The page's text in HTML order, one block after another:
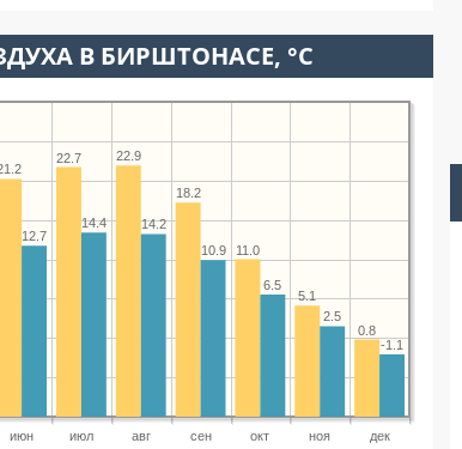
В БИРШТОНАСЕ, °C
июн июл авг сен окт ноя дек
0.8
5.1
11.0
18.2
22.9
22.7
-1.1
2.5
6.5
10.9
14.2
14.4
12.7